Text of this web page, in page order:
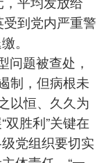
到党内严重警
。
问题被查处，
制，但病根未
以恒、久久为
胜利”关键在
党组织要切实